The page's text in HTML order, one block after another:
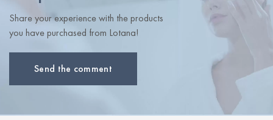
Share your experience with the products
you have purchased from Lotana!
Send the comment